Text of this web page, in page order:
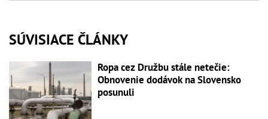
SÚVISIACE ČLÁNKY
Ropa cez Družbu stále netečie:
Obnovenie dodávok na Slovensko
posunuli